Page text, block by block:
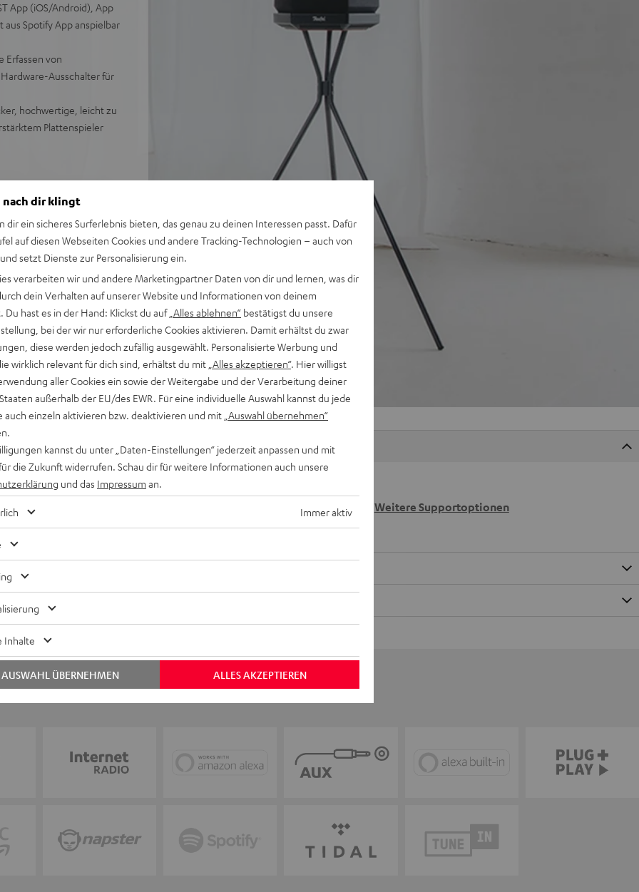
App (iOS/Android), App
Spotify App anspielbar
Erfassen von
Ausschalter für
hochwertige, leicht zu
Plattenspieler
226 Bewertungen)
Keinen Store in der Nähe? Kein Problem, wir
beraten dich auch persönlich am Telefon.
Weitere Supportoptionen
nach dir klingt
dir ein sicheres Surferlebnis bieten, das genau zu deinen Interessen passt. Dafür
auf diesen Webseiten Cookies und andere Tracking-Technologien – auch von
setzt Dienste zur Personalisierung ein.
verarbeiten wir und andere Marketingpartner Daten von dir und lernen, was dir
dein Verhalten auf unserer Website und Informationen von deinem
Du hast es in der Hand: Klickst du auf „Alles ablehnen“ bestätigst du unsere
bei der wir nur erforderliche Cookies aktivieren. Damit erhältst du zwar
diese werden jedoch zufällig ausgewählt. Personalisierte Werbung und
wirklich relevant für dich sind, erhältst du mit „Alles akzeptieren“. Hier willigst
aller Cookies ein sowie der Weitergabe und der Verarbeitung deiner
außerhalb der EU/des EWR. Für eine individuelle Auswahl kannst du jede
auch einzeln aktivieren bzw. deaktivieren und mit „Auswahl übernehmen“
kannst du unter „Daten-Einstellungen“ jederzeit anpassen und mit
die Zukunft widerrufen. Schau dir für weitere Informationen auch unsere
und das Impressum an.
Immer aktiv
Inhalte
ALLES AKZEPTIEREN
AUSWAHL ÜBERNEHMEN